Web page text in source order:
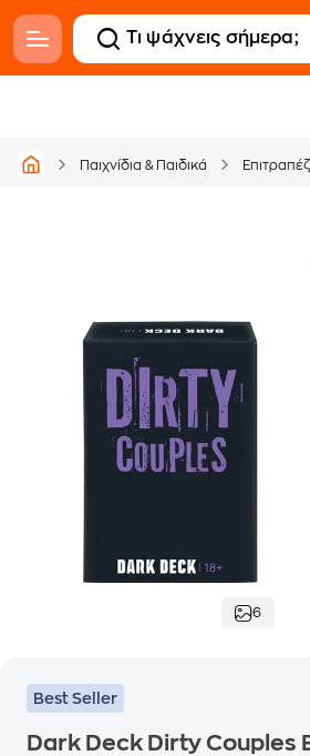
Παιχνίδια & Παιδικά
6
Best Seller
Dark Deck Dirty Couples